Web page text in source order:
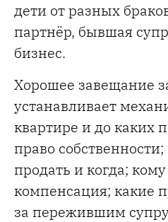
дети от разных
партнёр, бывшая
бизнес.
Хорошее завещание
устанавливает
квартире и до каких
право
продать и когда;
компенсация; какие
за пережившим